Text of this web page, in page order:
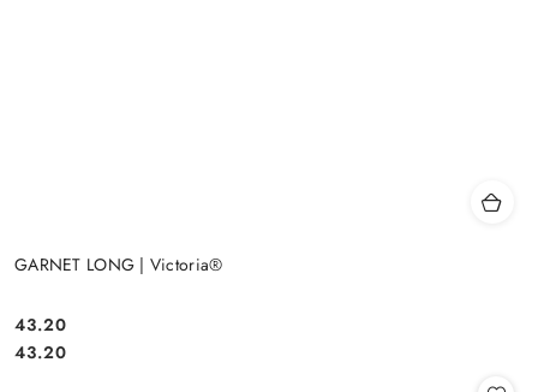
GARNET LONG | Victoria®
Cena:
43.20
Cena:
43.20